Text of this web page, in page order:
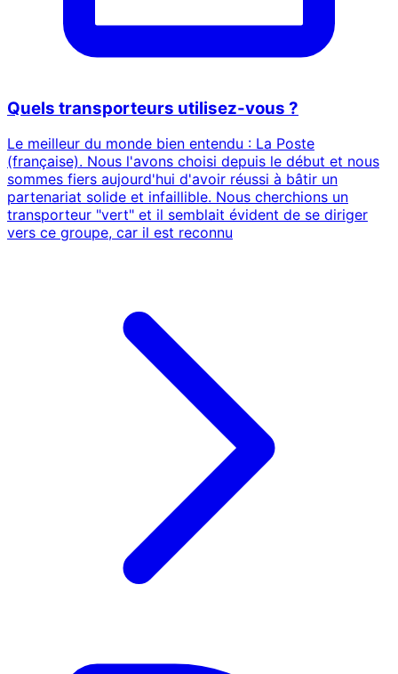
Quels transporteurs utilisez-vous ?
Le meilleur du monde bien entendu : La Poste
(française). Nous l'avons choisi depuis le début et nous
sommes fiers aujourd'hui d'avoir réussi à bâtir un
partenariat solide et infaillible. Nous cherchions un
transporteur "vert" et il semblait évident de se diriger
vers ce groupe, car il est reconnu